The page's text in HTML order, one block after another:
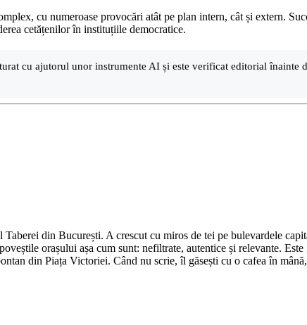
cu numeroase provocări atât pe plan intern, cât și extern.
cetățenilor în instituțiile democratice.
cu ajutorul unor instrumente AI și este verificat editorial
din București. A crescut cu miros de tei pe bulevardele
orașului așa cum sunt: nefiltrate, autentice și relevante.
din Piața Victoriei. Când nu scrie, îl găsești cu o cafea în